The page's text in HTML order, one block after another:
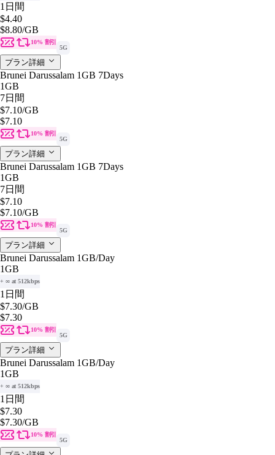
1日間
$4.40
$8.80/GB
10% 割引
5G
プラン詳細
Brunei Darussalam 1GB 7Days
1GB
7日間
$7.10/GB
$7.10
10% 割引
5G
プラン詳細
Brunei Darussalam 1GB 7Days
1GB
7日間
$7.10
$7.10/GB
10% 割引
5G
プラン詳細
Brunei Darussalam 1GB/Day
1GB
+ ∞ at 512kbps
1日間
$7.30/GB
$7.30
10% 割引
5G
プラン詳細
Brunei Darussalam 1GB/Day
1GB
+ ∞ at 512kbps
1日間
$7.30
$7.30/GB
10% 割引
5G